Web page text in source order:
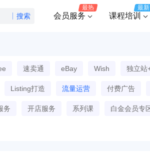
搜索 会员服务
最热
课程培训
最新
速卖通 eBay Wish 独立站
Listing打造 流量运营 付费广告
务 开店服务 系列课 白金会员专